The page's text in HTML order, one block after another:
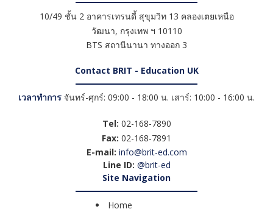
10/49 ชั้น 2 อาคารเทรนดี้ สุขุมวิท 13 คลองเตยเหนือ
วัฒนา, กรุงเทพ ฯ 10110
BTS สถานีนานา ทางออก 3
Contact BRIT - Education UK
เวลาทำการ จันทร์-ศุกร์: 09:00 - 18:00 น. เสาร์: 10:00 - 16:00 น.
Tel: 02-168-7890
Fax: 02-168-7891
E-mail: info@brit-ed.com
Line ID: @brit-ed
Site Navigation
Home